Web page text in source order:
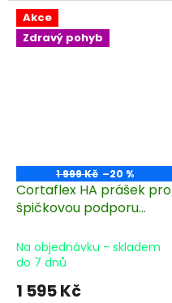
Akce
Zdravý pohyb
1 999 Kč –20 %
Cortaflex HA prášek pro
špičkovou podporu
Na objednávku - skladem
do 7 dnů
1 595 Kč